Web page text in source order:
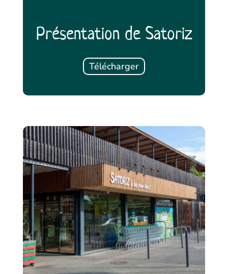
Présentation de Satoriz
Télécharger